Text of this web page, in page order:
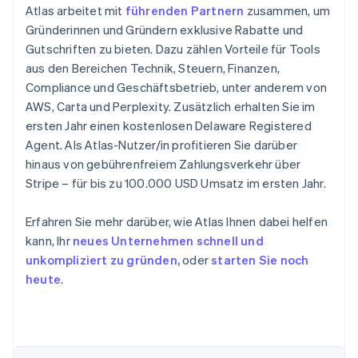
Atlas arbeitet mit führenden Partnern zusammen, um
Gründerinnen und Gründern exklusive Rabatte und
Gutschriften zu bieten. Dazu zählen Vorteile für Tools
aus den Bereichen Technik, Steuern, Finanzen,
Compliance und Geschäftsbetrieb, unter anderem von
AWS, Carta und Perplexity. Zusätzlich erhalten Sie im
ersten Jahr einen kostenlosen Delaware Registered
Agent. Als Atlas-Nutzer/in profitieren Sie darüber
hinaus von gebührenfreiem Zahlungsverkehr über
Stripe – für bis zu 100.000 USD Umsatz im ersten Jahr.
Erfahren Sie mehr darüber, wie Atlas Ihnen dabei helfen
kann, Ihr neues Unternehmen schnell und
unkompliziert zu gründen,oderstarten Sie noch
heute.